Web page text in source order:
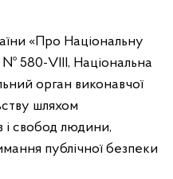
«Про Національну
№ 580-VIII, Національна
орган виконавчої
шляхом
і свобод людини,
публічної безпеки